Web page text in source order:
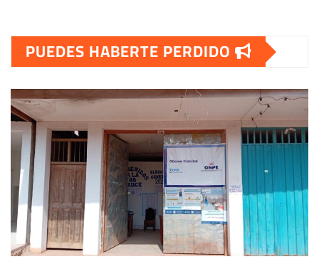
PUEDES HABERTE PERDIDO